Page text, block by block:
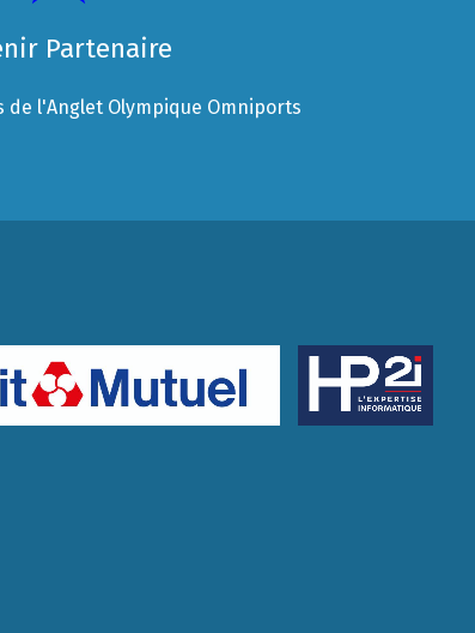
Partenaire
de l'Anglet Olympique Omniports